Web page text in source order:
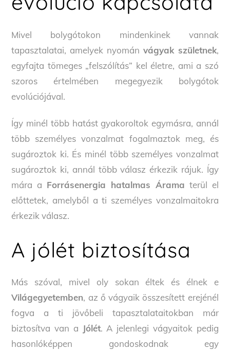
Mivel bolygótokon mindenkinek vannak
tapasztalatai, amelyek nyomán vágyak születnek,
egyfajta tömeges „felszólítás” kel életre, ami a szó
szoros értelmében megegyezik bolygótok
evolúciójával.
Így minél több hatást gyakoroltok egymásra, annál
több személyes vonzalmat fogalmaztok meg, és
sugároztok ki. És minél több személyes vonzalmat
sugároztok ki, annál több válasz érkezik rájuk. Így
mára a Forrásenergia hatalmas Árama terül el
előttetek, amelyből a ti személyes vonzalmaitokra
érkezik válasz.
A jólét biztosítása
Más szóval, mivel oly sokan éltek és élnek e
Világegyetemben, az ő vágyaik összesített erejénél
fogva a ti jövőbeli tapasztalataitokban már
biztosítva van a Jólét. A jelenlegi vágyaitok pedig
hasonlóképpen gondoskodnak egy